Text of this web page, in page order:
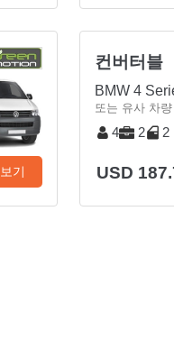
기
컨버터블
BMW 4
또는 유사 차량
4 2 2
USD